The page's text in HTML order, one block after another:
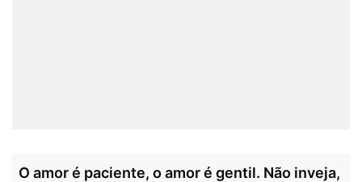
O amor é paciente, o amor é gentil. Não inveja,